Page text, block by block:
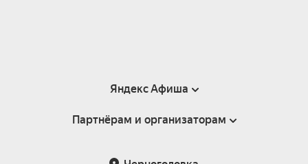
Яндекс Афиша
Справка
Партнёрам и организаторам